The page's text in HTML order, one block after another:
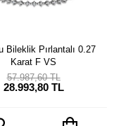
Bileklik Pırlantalı 0.27
Karat F VS
28.993,80 TL
57.987,60 TL